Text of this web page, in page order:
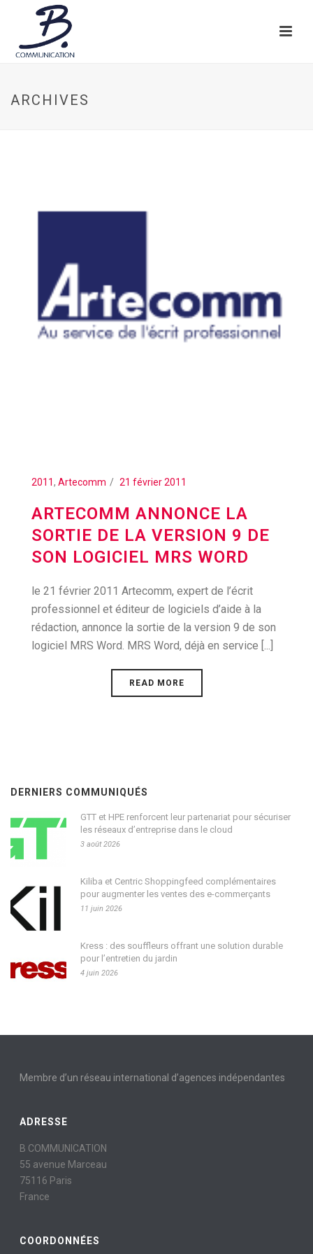
ARCHIVES
2011, Artecomm 21 février 2011
ARTECOMM ANNONCE LA
SORTIE DE LA VERSION 9 DE
SON LOGICIEL MRS WORD
le 21 février 2011 Artecomm, expert de l’écrit
professionnel et éditeur de logiciels d’aide à la
rédaction, annonce la sortie de la version 9 de son
logiciel MRS Word. MRS Word, déjà en service [...]
READ MORE
DERNIERS COMMUNIQUÉS
GTT et HPE renforcent leur partenariat pour sécuriser
les réseaux d’entreprise dans le cloud
3 août 2026
Kiliba et Centric Shoppingfeed complémentaires
pour augmenter les ventes des e-commerçants
11 juin 2026
Kress : des souffleurs offrant une solution durable
pour l’entretien du jardin
4 juin 2026
Membre d’un réseau international d’agences indépendantes
ADRESSE
B COMMUNICATION
55 avenue Marceau
75116 Paris
France
COORDONNÉES